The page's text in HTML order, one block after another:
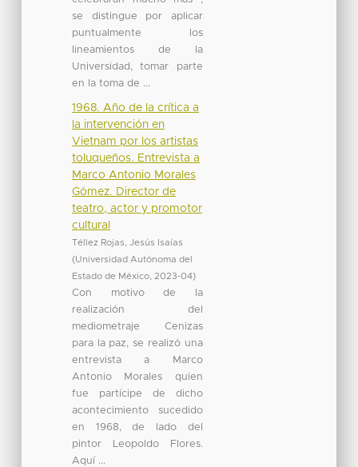
se distingue por aplicar
puntualmente los
lineamientos de la
Universidad, tomar parte
en la toma de ...
1968. Año de la crítica a
la intervención en
Vietnam por los artistas
toluqueños. Entrevista a
Marco Antonio Morales
Gómez. Director de
teatro, actor y promotor
cultural
Téllez Rojas, Jesús Isaías
(Universidad Autónoma del
Estado de México, 2023-04)
Con motivo de la
realización del
mediometraje Cenizas
para la paz, se realizó una
entrevista a Marco
Antonio Morales quien
fue partícipe de dicho
acontecimiento sucedido
en 1968, de lado del
pintor Leopoldo Flores.
Aquí ...